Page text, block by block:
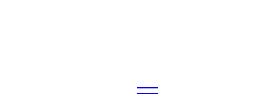
news